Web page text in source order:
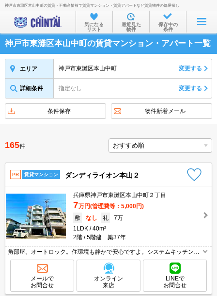
お部屋を探す
沿線・駅から
住所から
家賃相場から
物件特集から
不動産会社から
TOP
神戸市東灘区本山中町の賃貸・不動産情報で賃貸マンション・賃貸アパートなど賃貸物件の部屋探し
気になる
リスト
最近見た
物件
保存中の
条件
神戸市東灘区本山中町の賃貸マンション・アパート一覧
エリア 神戸市東灘区本山中町 変更する
詳細条件 指定なし 変更する
条件保存 物件新着メール
165件
PR 賃貸マンション ダンディライオン本山２
兵庫県神戸市東灘区本山中町２丁目
7万円(管理費等：5,000円)
敷
なし 礼
7万
1LDK
40m²
2階
5階建 築37年
角部屋。オートロック。住環境も静かで安心ですよ。システムキッチン。
TVインターホン付き。IH調理器付き。白を基調とした明るい室内。仲介手
数料家賃の0.55ヵ月分。
メールで
お問合せ
オンライン
来店
LINEで
お問合せ